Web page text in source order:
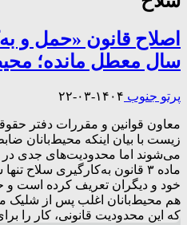
سال معطل مانده؛
پرتو جنوب ۱۴۰۴-۰۳-۲۲
معاون قوانین و مقررات دفتر
زیست با بیان اینکه
می‌شوند اما محدودیت‌های جدی در
ماده ۳ قانون به‌کارگیری سلاح
خود و دیگران تعریف کرده است و
هم محیط‌بانان اغلب پس از شلیک
که این محدودیت قانونی، کار را